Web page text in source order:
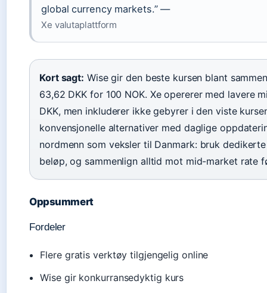
global currency markets.” —
Xe valutaplattform
Kort sagt: Wise gir den beste kursen blant
63,62 DKK for 100 NOK. Xe opererer med lavere
DKK, men inkluderer ikke gebyrer i den viste
konvensjonelle alternativer med daglige
nordmenn som veksler til Danmark: bruk
beløp, og sammenlign alltid mot mid-market rate
Oppsummert
Fordeler
Flere gratis verktøy tilgjengelig online
Wise gir konkurransedyktig kurs